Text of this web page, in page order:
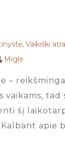
, Vaikiški
Migle
–
vaikams,
šį
apie